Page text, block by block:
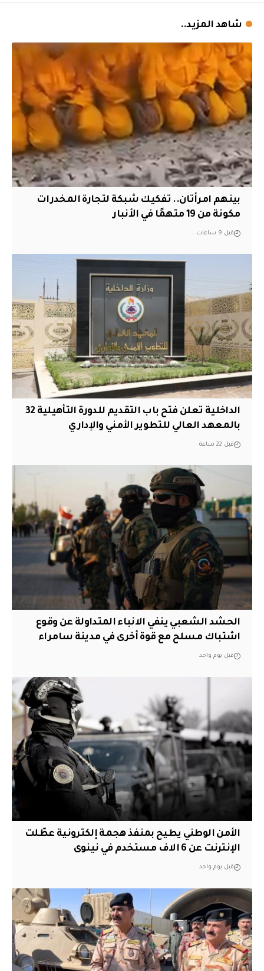
شاهد المزيد..
بينهم امرأتان.. تفكيك شبكة لتجارة المخدرات
مكونة من 19 متهمًا في الأنبار
قبل 9 ساعات
الداخلية تعلن فتح باب التقديم للدورة التأهيلية 32
بالمعهد العالي للتطوير الأمني والإداري
قبل 22 ساعة
الحشد الشعبي ينفي الانباء المتداولة عن وقوع
اشتباك مسلح مع قوة أخرى في مدينة سامراء
قبل يوم واحد
الأمن الوطني يطيح بمنفذ هجمة إلكترونية عطّلت
الإنترنت عن 6 الاف مستخدم في نينوى
قبل يوم واحد